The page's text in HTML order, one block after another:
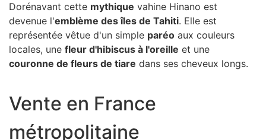
Dorénavant cette mythique vahine Hinano est
devenue l'emblème des îles de Tahiti. Elle est
représentée vêtue d'un simple paréo aux couleurs
locales, une fleur d'hibiscus à l'oreille et une
couronne de fleurs de tiare dans ses cheveux longs.
Vente en France
métropolitaine